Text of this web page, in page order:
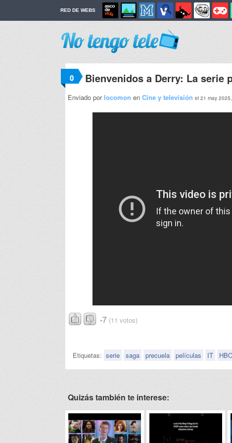
RED DE WEBS
0 Bienvenidos a Derry: La serie
Enviado por locomon en Cine y televisión el 21 may
-7 (11 votos)
Etiquetas: serie saga precuela películas IT
Quizás también te interese: